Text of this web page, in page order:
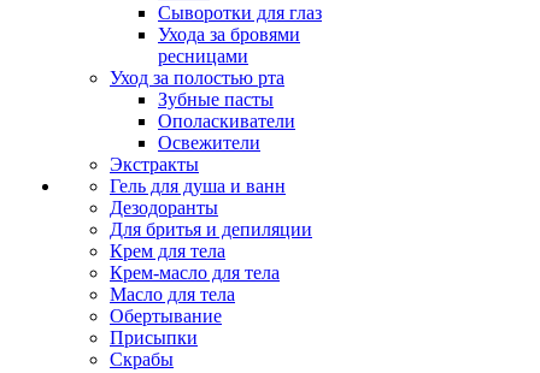
Сыворотки для глаз
Ухода за бровями
ресницами
Уход за полостью рта
Зубные пасты
Ополаскиватели
Освежители
Экстракты
Гель для душа и ванн
Дезодоранты
Для бритья и депиляции
Крем для тела
Крем-масло для тела
Масло для тела
Обертывание
Присыпки
Скрабы